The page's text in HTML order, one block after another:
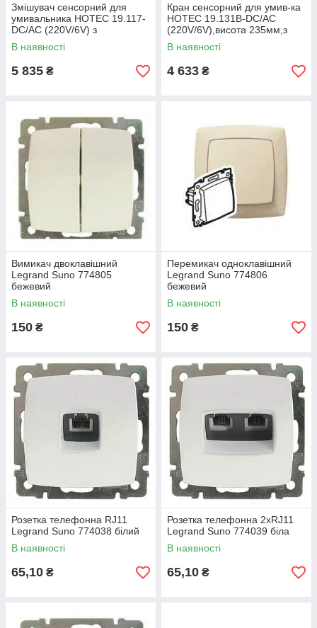
Змішувач сенсорний для
умивальника HOTEC 19.117-
DC/AC (220V/6V) з
трансформатором
В наявності
5 835 ₴
Кран сенсорний для умив-ка
HOTEC 19.131B-DC/AC
(220V/6V),висота 235мм,з
трансформатором,латунь
Cold
В наявності
4 633 ₴
Вимикач двоклавішний
Legrand Suno 774805
бежевий
В наявності
150 ₴
Перемикач одноклавішний
Legrand Suno 774806
бежевий
В наявності
150 ₴
Розетка телефонна RJ11
Legrand Suno 774038 білий
В наявності
65,10 ₴
Розетка телефонна 2хRJ11
Legrand Suno 774039 біла
В наявності
65,10 ₴